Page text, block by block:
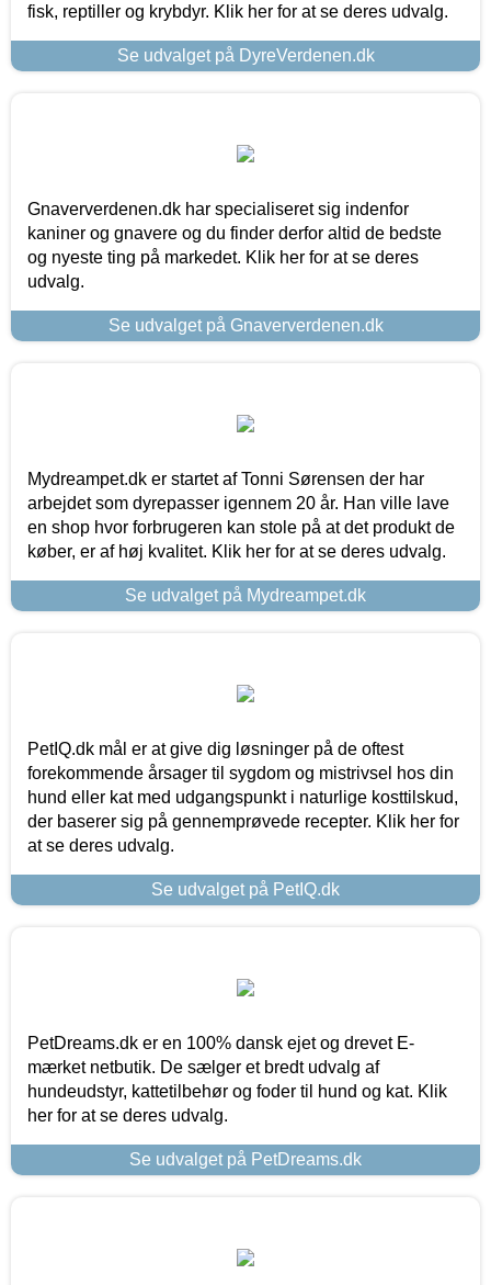
fisk, reptiller og krybdyr. Klik her for at se deres udvalg.
Se udvalget på DyreVerdenen.dk
Gnaververdenen.dk har specialiseret sig indenfor
kaniner og gnavere og du finder derfor altid de bedste
og nyeste ting på markedet. Klik her for at se deres
udvalg.
Se udvalget på Gnaververdenen.dk
Mydreampet.dk er startet af Tonni Sørensen der har
arbejdet som dyrepasser igennem 20 år. Han ville lave
en shop hvor forbrugeren kan stole på at det produkt de
køber, er af høj kvalitet. Klik her for at se deres udvalg.
Se udvalget på Mydreampet.dk
PetIQ.dk mål er at give dig løsninger på de oftest
forekommende årsager til sygdom og mistrivsel hos din
hund eller kat med udgangspunkt i naturlige kosttilskud,
der baserer sig på gennemprøvede recepter. Klik her for
at se deres udvalg.
Se udvalget på PetIQ.dk
PetDreams.dk er en 100% dansk ejet og drevet E-
mærket netbutik. De sælger et bredt udvalg af
hundeudstyr, kattetilbehør og foder til hund og kat. Klik
her for at se deres udvalg.
Se udvalget på PetDreams.dk